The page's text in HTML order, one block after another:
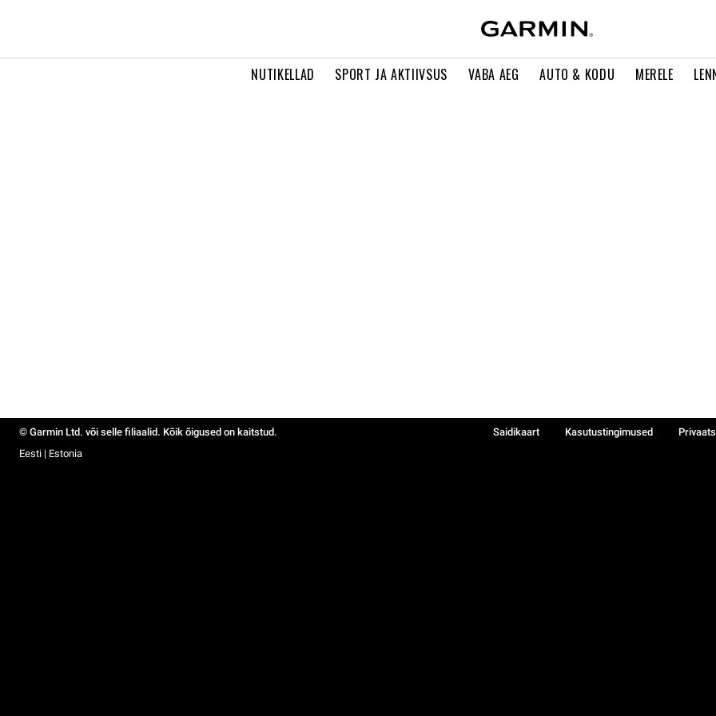
NUTIKELLAD SPORT JA AKTIIVSUS VABA AEG AUTO & KODU MERELE
© Garmin Ltd. või selle filiaalid. Kõik õigused on kaitstud. Saidikaart Kasutustingimused
Eesti | Estonia